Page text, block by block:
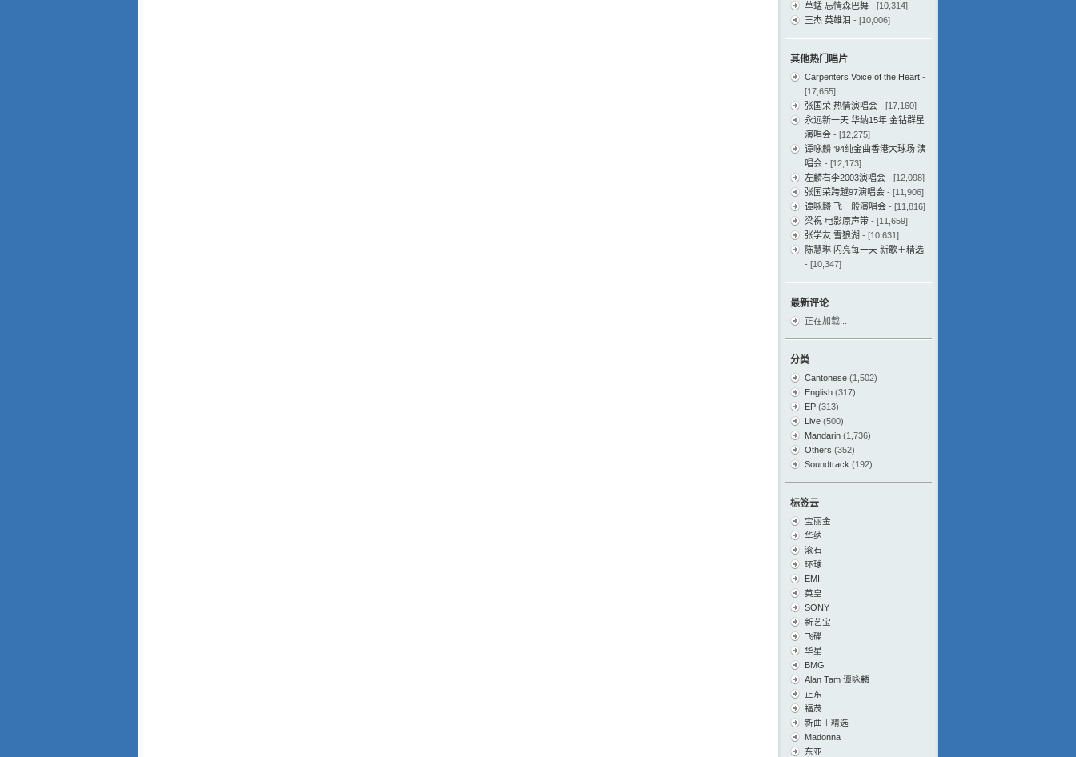
草蜢 忘情森巴舞 - [10,314]
王杰 英雄泪 - [10,006]
其他热门唱片
Carpenters Voice of the Heart -
[17,655]
张国荣 热情演唱会 - [17,160]
永远新一天 华纳15年 金钻群星
演唱会 - [12,275]
谭咏麟 ’94纯金曲香港大球场 演
唱会 - [12,173]
左麟右李2003演唱会 - [12,098]
张国荣跨越97演唱会 - [11,906]
谭咏麟 飞一般演唱会 - [11,816]
梁祝 电影原声带 - [11,659]
张学友 雪狼湖 - [10,631]
陈慧琳 闪亮每一天 新歌＋精选
- [10,347]
最新评论
正在加载...
分类
Cantonese (1,502)
English (317)
EP (313)
Live (500)
Mandarin (1,736)
Others (352)
Soundtrack (192)
标签云
宝丽金
华纳
滚石
环球
EMI
英皇
SONY
新艺宝
飞碟
华星
BMG
Alan Tam 谭咏麟
正东
福茂
新曲＋精选
Madonna
东亚